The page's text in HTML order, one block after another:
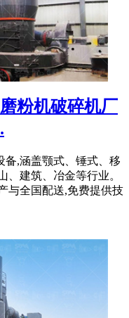
粉机破碎机厂
备,涵盖颚式、锤式、移
、建筑、冶金等行业。
与全国配送,免费提供技